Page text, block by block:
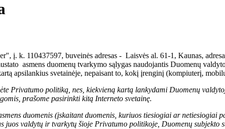
į. k. 110437597, buveinės adresas - Laisvės al. 61-1, Kaunas,
asmens duomenų tvarkymo sąlygas naudojantis Duomenų
apsilankius svetainėje, nepaisant to, kokį įrenginį (kompiuterį,
Privatumo politiką, nes, kiekvieną kartą lankydami Duomenų
prašome pasirinkti kitą Interneto svetainę.
duomenis (įskaitant duomenis, kuriuos tiesiogiai ar
juos valdytų ir tvarkytų šioje Privatumo politikoje, Duomenų subjekto